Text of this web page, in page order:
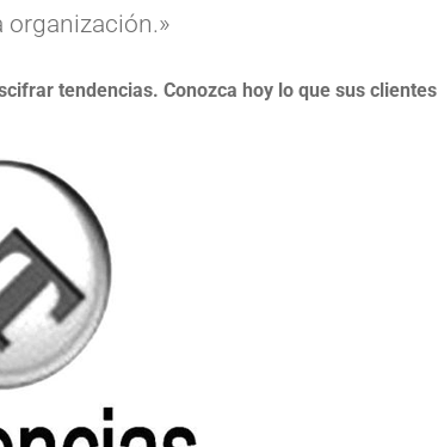
tendencias. Conozca hoy lo que sus clientes